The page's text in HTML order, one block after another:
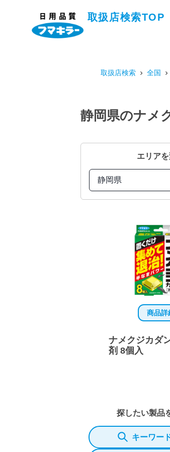
取扱店検索TOP
取扱店検索 全国
静岡県のナメ
エリア
静岡県
商品詳
ナメクジカダ
剤 8個入
探したい製品
キーワー